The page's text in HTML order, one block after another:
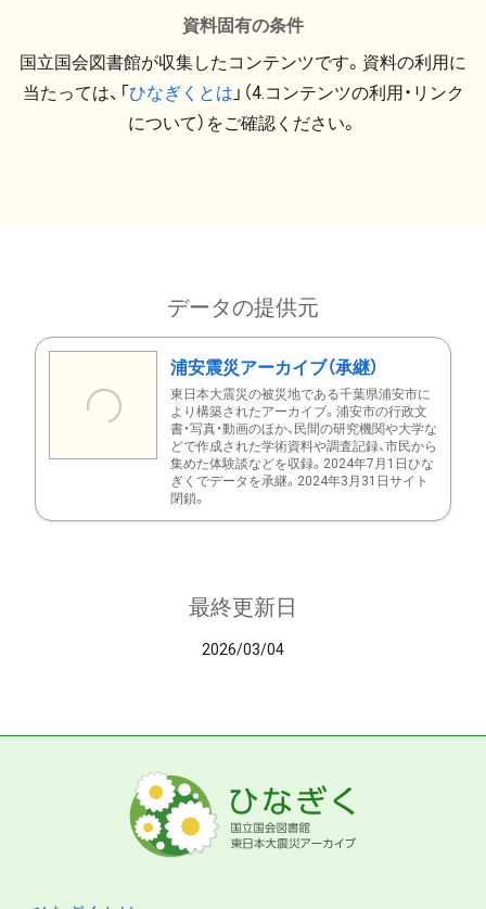
資料固有の条件
国立国会図書館が収集したコンテンツです。資料の利用に
当たっては、「ひなぎくとは 」（4.コンテンツの利用・リンク
について）をご確認ください。
データの提供元
浦安震災アーカイブ（承継）
東日本大震災の被災地である千葉県浦安市に
より構築されたアーカイブ。浦安市の行政文
書・写真・動画のほか、民間の研究機関や大学な
どで作成された学術資料や調査記録、市民から
集めた体験談などを収録。2024年7月1日ひな
ぎくでデータを承継。2024年3月31日サイト
閉鎖。
最終更新日
2026/03/04